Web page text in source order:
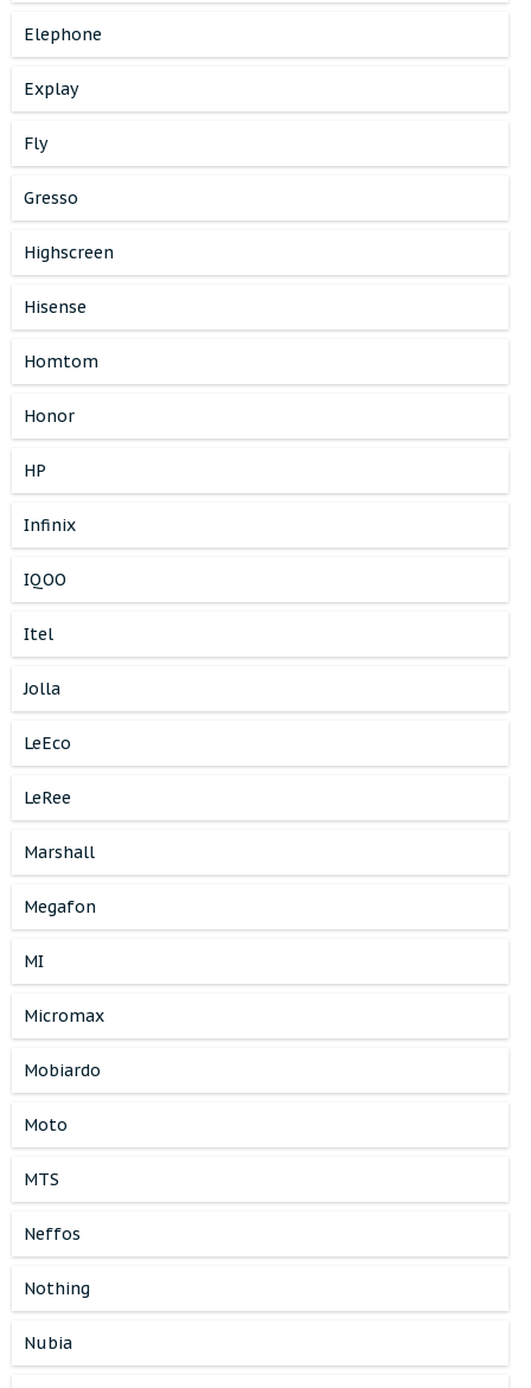
Elephone
Explay
Fly
Gresso
Highscreen
Hisense
Homtom
Honor
HP
Infinix
IQOO
Itel
Jolla
LeEco
LeRee
Marshall
Megafon
MI
Micromax
Mobiardo
Moto
MTS
Neffos
Nothing
Nubia